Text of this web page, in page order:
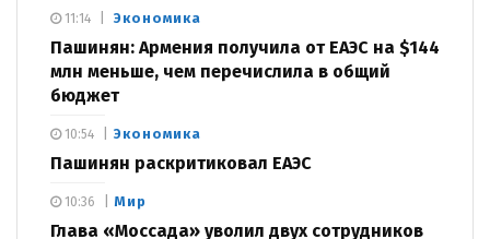
Экономика
Пашинян: Армения получила от ЕАЭС на $144
млн меньше, чем перечислила в общий
бюджет
11:14
Экономика
Пашинян раскритиковал ЕАЭС
10:54
Мир
Глава «Моссада» уволил двух сотрудников
10:36